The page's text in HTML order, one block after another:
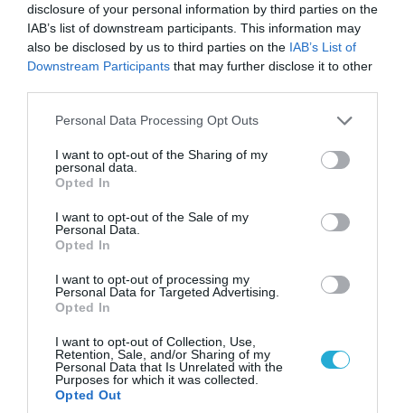
disclosure of your personal information by third parties on the
IAB’s list of downstream participants. This information may
also be disclosed by us to third parties on the IAB’s List of
Downstream Participants that may further disclose it to other
Please note that this website/app uses one or more Google
not limited to your visit or usage behaviour. You may click to
grant or deny consent to Google and its third-party tags to
use your data for below specified purposes in below Google
consent section.
Personal Data Processing Opt Outs
I want to opt-out of the Sharing of my
personal data.
Opted In
I want to opt-out of the Sale of my
Personal Data.
Opted In
I want to opt-out of processing my
Personal Data for Targeted Advertising.
Opted In
I want to opt-out of Collection, Use,
Retention, Sale, and/or Sharing of my
Personal Data that Is Unrelated with the
Purposes for which it was collected.
Opted Out
08.08.2026
Στο «κόκκινο» το
Ντνιπροπετρόφσκ: Οι Ουκρανοί
επικράτεια
POPULAR 24H
07.08.2026 | 23:02